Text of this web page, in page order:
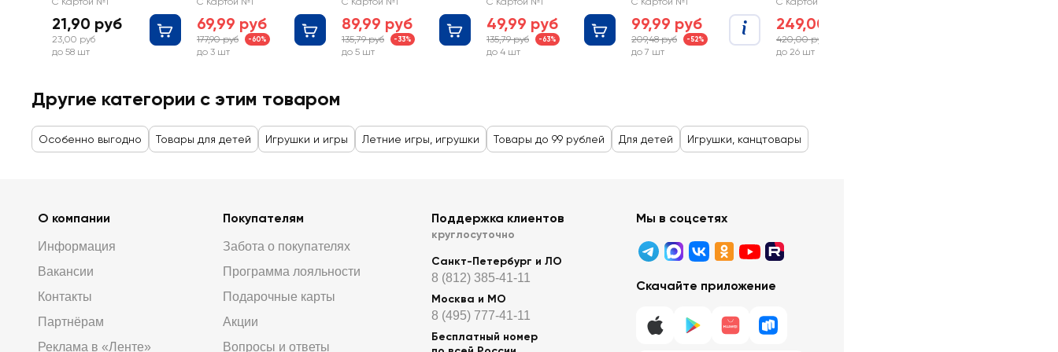
21,90 руб
23,00 руб
до 58 шт
69,99 руб
177,90 руб -60%
до 3 шт
89,99 руб
135,79 руб -33%
до 5 шт
49,99 руб
135,79 руб -63%
до 4 шт
99,99 руб
209,48 руб -52%
до 7 шт
249,00 руб
420,00 руб
до 26 шт
Другие категории с этим товаром
Особенно выгодно Товары для детей Игрушки и игры Летние игры, игрушки Товары до 99 рублей Для детей Игрушки, канцтовары
О компании
Информация
Вакансии
Контакты
Партнёрам
Реклама в «Ленте»
Покупателям
Забота о покупателях
Программа лояльности
Подарочные карты
Акции
Вопросы и ответы
Поддержка клиентов
круглосуточно
Санкт-Петербург и ЛО
8 (812) 385-41-11
Москва и МО
8 (495) 777-41-11
Бесплатный номер
Мы в соцсетях
Скачайте приложение